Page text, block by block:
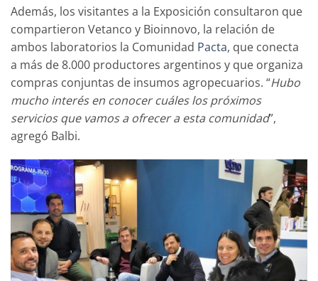
Además, los visitantes a la Exposición consultaron que
compartieron Vetanco y Bioinnovo, la relación de
ambos laboratorios la Comunidad Pacta, que conecta
a más de 8.000 productores argentinos y que organiza
compras conjuntas de insumos agropecuarios. “Hubo
mucho interés en conocer cuáles los próximos
servicios que vamos a ofrecer a esta comunidad”,
agregó Balbi.